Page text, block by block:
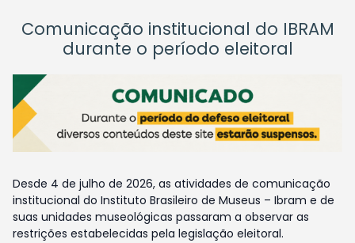
Comunicação institucional do IBRAM
durante o período eleitoral
Desde 4 de julho de 2026, as atividades de comunicação
institucional do Instituto Brasileiro de Museus – Ibram e de
suas unidades museológicas passaram a observar as
restrições estabelecidas pela legislação eleitoral.